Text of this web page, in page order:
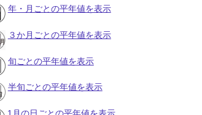
年・月ごとの平年値を表示
３か月ごとの平年値を表示
旬ごとの平年値を表示
半旬ごとの平年値を表示